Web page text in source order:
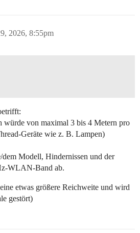
2026, 8:55pm
würde von maximal 3 bis 4 Metern pro
Geräte wie z. B. Lampen)
Modell, Hindernissen und der
WLAN-Band ab.
etwas größere Reichweite und wird
gestört)